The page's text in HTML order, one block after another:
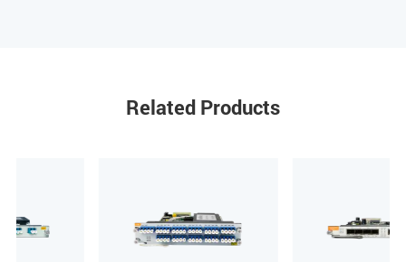
Related Products